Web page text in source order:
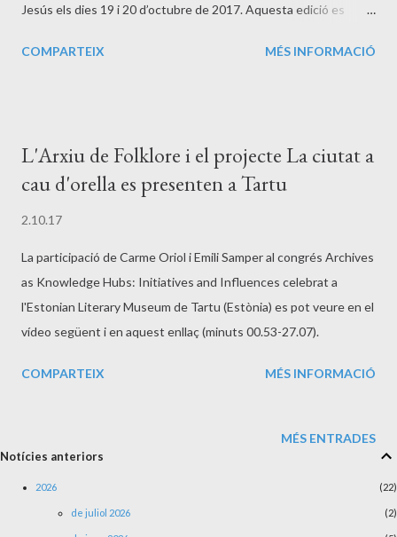
Jesús els dies 19 i 20 d’octubre de 2017. Aquesta edició es
reconeguda pel Departament d'Ensenyament a través de l' ICE
d’octubre Aula Magna del Campus Terres de l’Ebre (Avinguda
Remolins, 13-15, Tortosa) 16.00 Inauguració. Amb la presència
i Virgili): La paremiologia catalana de Sebastià Farnés 17.00
Albert Oliva (Universitat Rovira i Virgili): Identitat ...
COMPARTEIX MÉS INFORMACIÓ
L'Arxiu de Folklore i el projecte La ciutat a
cau d'orella es presenten a Tartu
2.10.17
La participació de Carme Oriol i Emili Samper al congrés Archives
as Knowledge Hubs: Initiatives and Influences celebrat a
l'Estonian Literary Museum de Tartu (Estònia) es pot veure en el
vídeo següent i en aquest enllaç (minuts 00.53-27.07).
COMPARTEIX MÉS INFORMACIÓ
MÉS ENTRADES
Notícies anteriors
2026 22
de juliol 2026 2